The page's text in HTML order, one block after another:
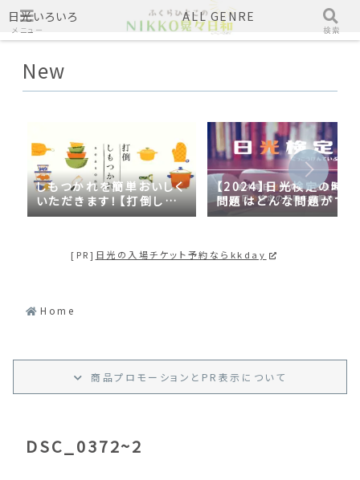
日光いろいろ ALL GENRE
New
しもつかれを簡単おいしく
いただきます！【打倒しも
つかれｓｅａｓｏｎ２】
【2024】日光検定の時事
問題はどんな問題がでる
の？2023年の時事問題
[PR] 日光の入場チケット予約ならkkday
Home
商品プロモーション と PR 表示 について
DSC_0372~2
メニュー 検索